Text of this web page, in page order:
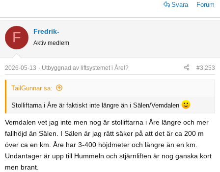
Svara Forum
F Fredrik-
Aktiv medlem
2026-05-13 Utbyggnad av liftsystemet i Åre!? #3,253
TailGunnar sa:
Stolliftarna i Åre är faktiskt inte längre än i Sälen/Vemdalen
Vemdalen vet jag inte men nog är stolliftarna i Åre längre och mer
fallhöjd än Sälen. I Sälen är jag rätt säker på att det är ca 200 m
över ca en km. Åre har 3-400 höjdmeter och längre än en km.
Undantager är upp till Hummeln och stjärnliften är nog ganska kort
men brant.